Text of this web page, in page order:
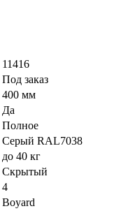
11416
Под заказ
400 мм
Да
Полное
Серый RAL7038
до 40 кг
Скрытый
4
Boyard